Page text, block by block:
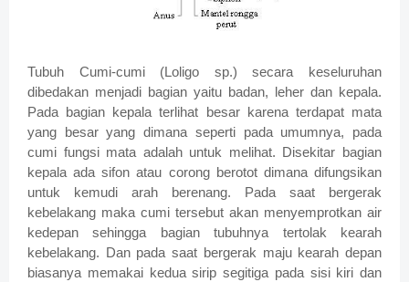
Tubuh Cumi-cumi (Loligo sp.) secara keseluruhan
dibedakan menjadi bagian yaitu badan, leher dan kepala.
Pada bagian kepala terlihat besar karena terdapat mata
yang besar yang dimana seperti pada umumnya, pada
cumi fungsi mata adalah untuk melihat. Disekitar bagian
kepala ada sifon atau corong berotot dimana difungsikan
untuk kemudi arah berenang. Pada saat bergerak
kebelakang maka cumi tersebut akan menyemprotkan air
kedepan sehingga bagian tubuhnya tertolak kearah
kebelakang. Dan pada saat bergerak maju kearah depan
biasanya memakai kedua sirip segitiga pada sisi kiri dan